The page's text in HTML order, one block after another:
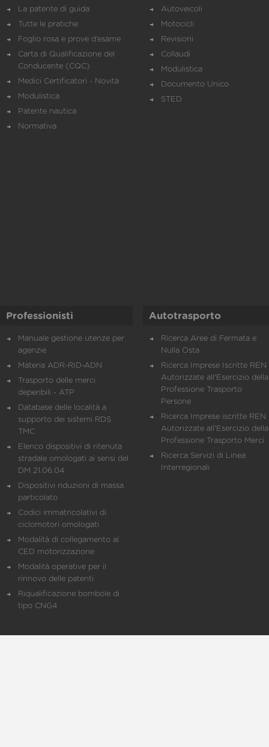
La patente di guida
Tutte le pratiche
Foglio rosa e prove d’esame
Carta di Qualificazione del
Conducente (CQC)
Medici Certificatori - Novità
Modulistica
Patente nautica
Normativa
Autoveicoli
Motocicli
Revisioni
Collaudi
Modulistica
Documento Unico
STED
Professionisti
Manuale gestione utenze per
agenzie
Materia ADR-RID-ADN
Trasporto delle merci
deperibili - ATP
Database delle località a
supporto dei sistemi RDS
TMC
Elenco dispositivi di ritenuta
stradale omologati ai sensi del
DM 21.06.04
Dispositivi riduzioni di massa
particolato
Codici immatricolativi di
ciclomotori omologati
Modalità di collegamento al
CED motorizzazione
Modalità operative per il
rinnovo delle patenti
Riqualificazione bombole di
tipo CNG4
Autotrasporto
Ricerca Aree di Fermata e
Nulla Osta
Ricerca Imprese Iscritte REN
Autorizzate all'Esercizio della
Professione Trasporto
Persone
Ricerca Imprese iscritte REN
Autorizzate all'Esercizio della
Professione Trasporto Merci
Ricerca Servizi di Linea
Interregionali